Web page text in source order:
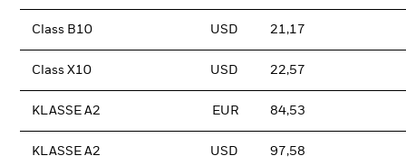
Class B10 USD 21,17
Class X10 USD 22,57
KLASSE A2 EUR 84,53
KLASSE A2 USD 97,58